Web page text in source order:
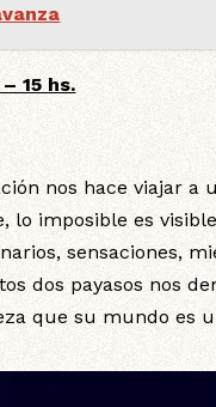
15 hs.
nos hace viajar a
lo imposible es
sensaciones,
dos payasos nos
que su mundo es